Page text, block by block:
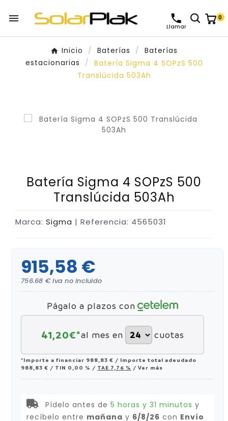

Llamar
0
Inicio Baterías
Baterías
estacionarias
Batería Sigma 4 SOPzS 500
Translúcida 503Ah
Batería Sigma 4 SOPzS 500
Translúcida 503Ah
Marca: Sigma | Referencia: 4565031
915,58 €
756.68 € iva no incluido
Págalo a plazos con
41,20€*al mes en cuotas
*Importe a financiar 988,83 € / Importe total adeudado
988,83 € / TIN 0,00 % / TAE 7,76 % / Ver más
Pídelo antes de 5 horas y 31 minutos y
recíbelo entre mañana y 6/8/26 con Envío